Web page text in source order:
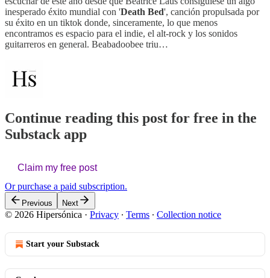
inesperado éxito mundial con 'Death Bed', canción propulsada por
su éxito en un tiktok donde, sinceramente, lo que menos
encontramos es espacio para el indie, el alt-rock y los sonidos
guitarreros en general. Beabadoobee triu…
Continue reading this post for free in the
Substack app
Claim my free post
Or purchase a paid subscription.
Previous Next
© 2026 Hipersónica · Privacy ∙ Terms ∙ Collection notice
Start your Substack